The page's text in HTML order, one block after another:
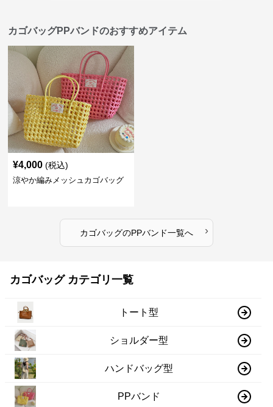
カゴバッグPPバンドのおすすめアイテム
¥4,000 (税込)
涼やか編みメッシュカゴバッグ
カゴバッグのPPバンド一覧へ ›
カゴバッグ カテゴリ一覧
トート型
ショルダー型
ハンドバッグ型
PPバンド